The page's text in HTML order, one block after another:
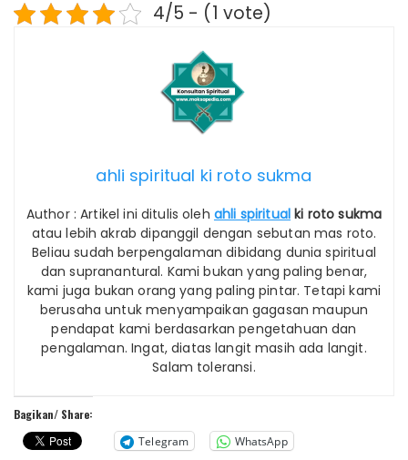
4/5 - (1 vote)
ahli spiritual ki roto sukma
Author : Artikel ini ditulis oleh ahli spiritual ki roto sukma
atau lebih akrab dipanggil dengan sebutan mas roto.
Beliau sudah berpengalaman dibidang dunia spiritual
dan supranantural. Kami bukan yang paling benar,
kami juga bukan orang yang paling pintar. Tetapi kami
berusaha untuk menyampaikan gagasan maupun
pendapat kami berdasarkan pengetahuan dan
pengalaman. Ingat, diatas langit masih ada langit.
Salam toleransi.
Bagikan/ Share:
Telegram
WhatsApp